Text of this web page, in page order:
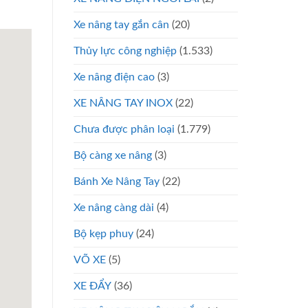
Xe nâng tay gắn cân (20)
Thủy lực công nghiệp (1.533)
Xe nâng điện cao (3)
XE NÂNG TAY INOX (22)
Chưa được phân loại (1.779)
Bộ càng xe nâng (3)
Bánh Xe Nâng Tay (22)
Xe nâng càng dài (4)
Bộ kẹp phuy (24)
VÕ XE (5)
XE ĐẨY (36)